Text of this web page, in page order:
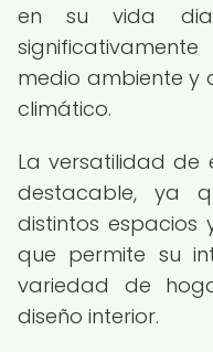
en su vida
medio ambiente y
climático.
La versatilidad de
destacable, ya
distintos espacios
que permite su
variedad de
diseño interior.